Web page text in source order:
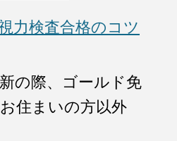
力検査合格のコツ
の際、ゴールド免
住まいの方以外